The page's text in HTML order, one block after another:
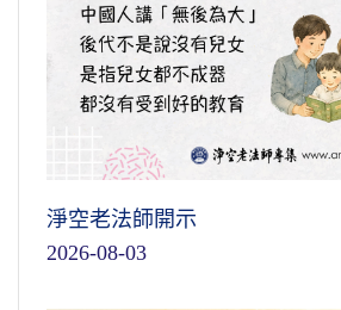
淨空老法師開示
2026-08-03